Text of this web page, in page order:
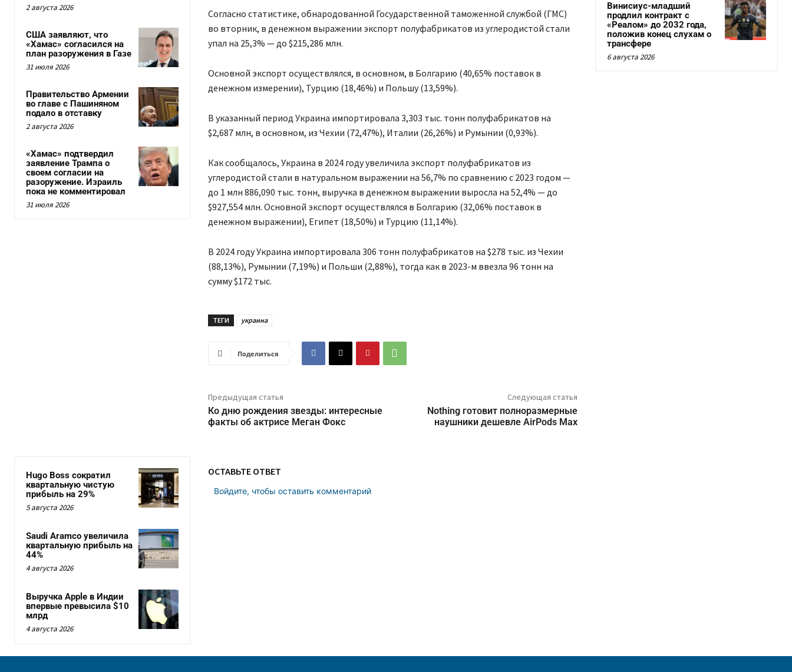
2 августа 2026
США заявляют, что
«Хамас» согласился на
план разоружения в Газе
31 июля 2026
Правительство Армении
во главе с Пашиняном
подало в отставку
2 августа 2026
«Хамас» подтвердил
заявление Трампа о
своем согласии на
разоружение. Израиль
пока не комментировал
31 июля 2026
Согласно статистике, обнародованной Государственной таможенной службой (ГМС)
во вторник, в денежном выражении экспорт полуфабрикатов из углеродистой стали
упал на 25,3% — до $215,286 млн.
Основной экспорт осуществлялся, в основном, в Болгарию (40,65% поставок в
денежном измерении), Турцию (18,46%) и Польшу (13,59%).
В указанный период Украина импортировала 3,303 тыс. тонн полуфабрикатов на
$2,687 млн, в основном, из Чехии (72,47%), Италии (26,26%) и Румынии (0,93%).
Как сообщалось, Украина в 2024 году увеличила экспорт полуфабрикатов из
углеродистой стали в натуральном выражении на 56,7% по сравнению с 2023 годом —
до 1 млн 886,090 тыс. тонн, выручка в денежном выражении выросла на 52,4% — до
$927,554 млн. Основной экспорт осуществлялся в Болгарию (32,06% поставок в
денежном выражении), Египет (18,50%) и Турцию (11,14%).
В 2024 году Украина импортировала 306 тонн полуфабрикатов на $278 тыс. из Чехии
(88,13%), Румынии (7,19%) и Польши (2,88%), тогда как в 2023-м ввезла 96 тонн на
сумму $172 тыс.
ТЕГИ украина
Поделиться
Предыдущая статья
Ко дню рождения звезды: интересные
факты об актрисе Меган Фокс
Следующая статья
Nothing готовит полноразмерные
наушники дешевле AirPods Max
Hugo Boss сократил
квартальную чистую
прибыль на 29%
5 августа 2026
Saudi Aramco увеличила
квартальную прибыль на
44%
4 августа 2026
Выручка Apple в Индии
впервые превысила $10
млрд
4 августа 2026
ОСТАВЬТЕ ОТВЕТ
Войдите, чтобы оставить комментарий
Винисиус-младший
продлил контракт с
«Реалом» до 2032 года,
положив конец слухам о
трансфере
6 августа 2026